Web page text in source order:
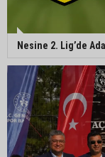
Nesine 2. Lig’de